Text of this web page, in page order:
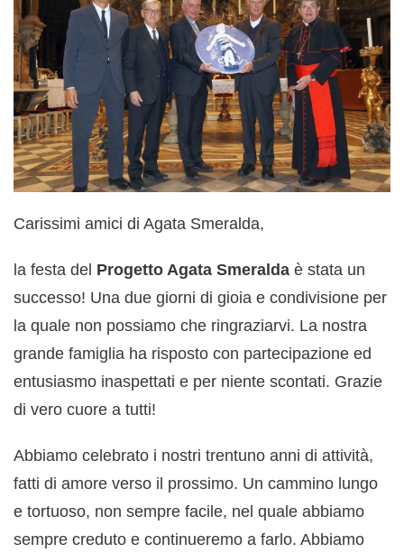
Carissimi amici di Agata Smeralda,
la festa del Progetto Agata Smeralda è stata un
successo! Una due giorni di gioia e condivisione per
la quale non possiamo che ringraziarvi. La nostra
grande famiglia ha risposto con partecipazione ed
entusiasmo inaspettati e per niente scontati. Grazie
di vero cuore a tutti!
Abbiamo celebrato i nostri trentuno anni di attività,
fatti di amore verso il prossimo. Un cammino lungo
e tortuoso, non sempre facile, nel quale abbiamo
sempre creduto e continueremo a farlo. Abbiamo